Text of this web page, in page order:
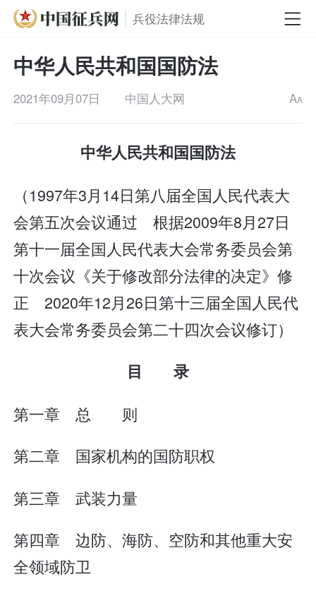
兵役法律法规
中华人民共和国国防法
2021年09月07日 中国人大网 AA
中华人民共和国国防法
（1997年3月14日第八届全国人民代表大
会第五次会议通过 根据2009年8月27日
第十一届全国人民代表大会常务委员会第
十次会议《关于修改部分法律的决定》修
正 2020年12月26日第十三届全国人民代
表大会常务委员会第二十四次会议修订）
目 录
第一章 总 则
第二章 国家机构的国防职权
第三章 武装力量
第四章 边防、海防、空防和其他重大安
全领域防卫